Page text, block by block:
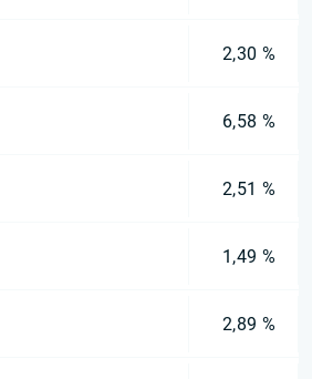
2,30 %
6,58 %
2,51 %
1,49 %
2,89 %